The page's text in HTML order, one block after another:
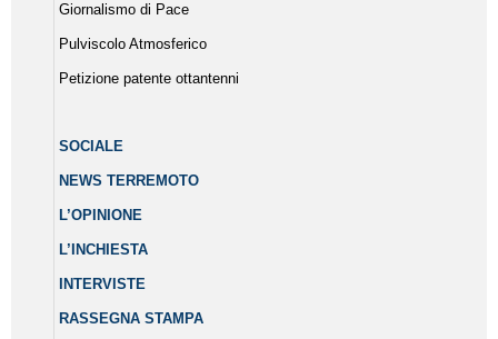
Giornalismo di Pace
Pulviscolo Atmosferico
Petizione patente ottantenni
SOCIALE
NEWS TERREMOTO
L’OPINIONE
L’INCHIESTA
INTERVISTE
RASSEGNA STAMPA